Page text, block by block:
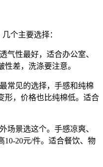
个主要选择：
气性最好，适合办公室、
差，洗涤要注意。
常见的选择，手感和纯棉
形，价格也比纯棉低。适合
场景选这个。手感凉爽、
10-20元/件。适合餐饮、物